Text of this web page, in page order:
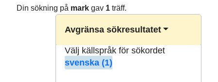
Din sökning på markgav 1träff.
Avgränsa sökresultatet
Välj källspråk för sökordet
svenska (1)